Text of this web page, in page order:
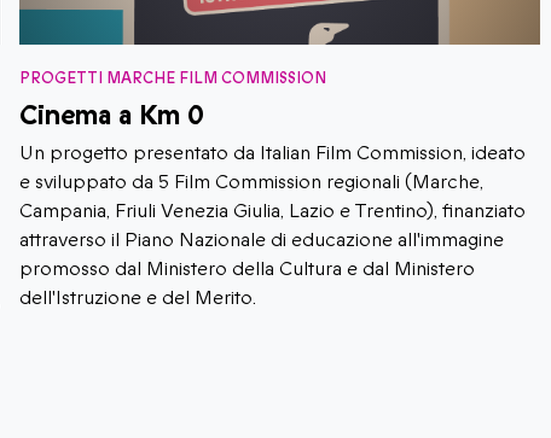
PROGETTI MARCHE FILM COMMISSION
Cinema a Km 0
Un progetto presentato da Italian Film Commission, ideato
e sviluppato da 5 Film Commission regionali (Marche,
Campania, Friuli Venezia Giulia, Lazio e Trentino), finanziato
attraverso il Piano Nazionale di educazione all'immagine
promosso dal Ministero della Cultura e dal Ministero
dell'Istruzione e del Merito.